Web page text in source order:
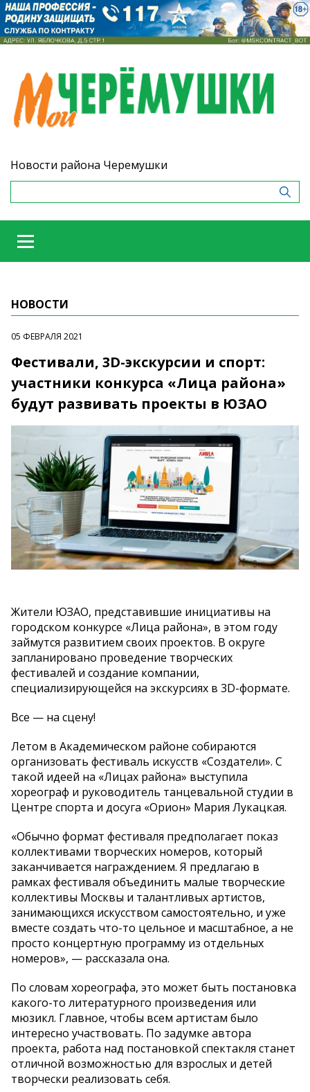
Новости района Черемушки
НОВОСТИ
05 ФЕВРАЛЯ 2021
Фестивали, 3D-экскурсии и спорт:
участники конкурса «Лица района»
будут развивать проекты в ЮЗАО
Жители ЮЗАО, представившие инициативы на
городском конкурсе «Лица района», в этом году
займутся развитием своих проектов. В округе
запланировано проведение творческих
фестивалей и создание компании,
специализирующейся на экскурсиях в 3D-формате.
Все — на сцену!
Летом в Академическом районе собираются
организовать фестиваль искусств «Создатели». С
такой идеей на «Лицах района» выступила
хореограф и руководитель танцевальной студии в
Центре спорта и досуга «Орион» Мария Лукацкая.
«Обычно формат фестиваля предполагает показ
коллективами творческих номеров, который
заканчивается награждением. Я предлагаю в
рамках фестиваля объединить малые творческие
коллективы Москвы и талантливых артистов,
занимающихся искусством самостоятельно, и уже
вместе создать что-то цельное и масштабное, а не
просто концертную программу из отдельных
номеров», — рассказала она.
По словам хореографа, это может быть постановка
какого-то литературного произведения или
мюзикл. Главное, чтобы всем артистам было
интересно участвовать. По задумке автора
проекта, работа над постановкой спектакля станет
отличной возможностью для взрослых и детей
творчески реализовать себя.